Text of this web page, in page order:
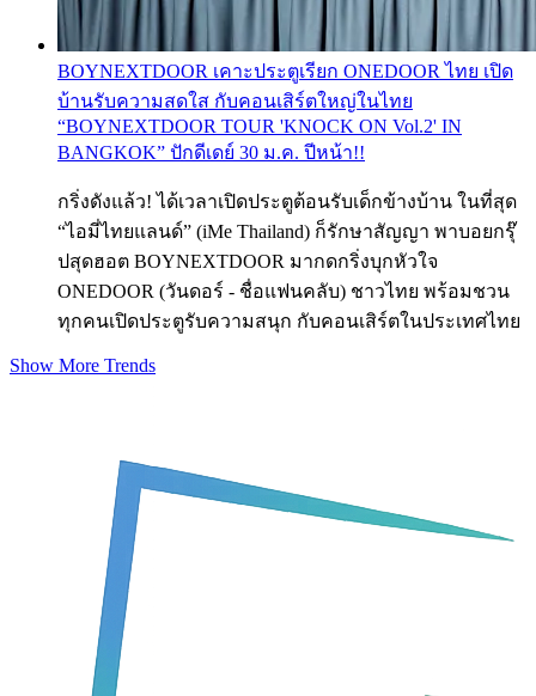
BOYNEXTDOOR เคาะประตูเรียก ONEDOOR ไทย เปิด
บ้านรับความสดใส กับคอนเสิร์ตใหญ่ในไทย
“BOYNEXTDOOR TOUR 'KNOCK ON Vol.2' IN
BANGKOK” ปักดีเดย์ 30 ม.ค. ปีหน้า!!
กริ่งดังแล้ว! ได้เวลาเปิดประตูต้อนรับเด็กข้างบ้าน ในที่สุด
“ไอมี่ไทยแลนด์” (iMe Thailand) ก็รักษาสัญญา พาบอยกรุ๊
ปสุดฮอต BOYNEXTDOOR มากดกริ่งบุกหัวใจ
ONEDOOR (วันดอร์ - ชื่อแฟนคลับ) ชาวไทย พร้อมชวน
ทุกคนเปิดประตูรับความสนุก กับคอนเสิร์ตในประเทศไทย
Show More Trends